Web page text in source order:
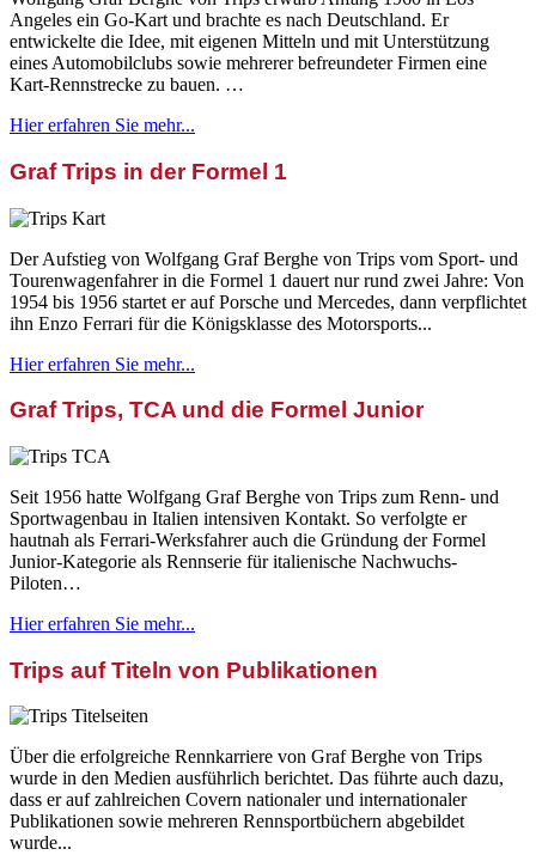
Angeles ein Go-Kart und brachte es nach Deutschland. Er
entwickelte die Idee, mit eigenen Mitteln und mit Unterstützung
eines Automobilclubs sowie mehrerer befreundeter Firmen eine
Kart-Rennstrecke zu bauen. …
Hier erfahren Sie mehr...
Graf Trips in der Formel 1
Der Aufstieg von Wolfgang Graf Berghe von Trips vom Sport- und
Tourenwagenfahrer in die Formel 1 dauert nur rund zwei Jahre: Von
1954 bis 1956 startet er auf Porsche und Mercedes, dann verpflichtet
ihn Enzo Ferrari für die Königsklasse des Motorsports...
Hier erfahren Sie mehr...
Graf Trips, TCA und die Formel Junior
Seit 1956 hatte Wolfgang Graf Berghe von Trips zum Renn- und
Sportwagenbau in Italien intensiven Kontakt. So verfolgte er
hautnah als Ferrari-Werksfahrer auch die Gründung der Formel
Junior-Kategorie als Rennserie für italienische Nachwuchs-
Piloten…
Hier erfahren Sie mehr...
Trips auf Titeln von Publikationen
Über die erfolgreiche Rennkarriere von Graf Berghe von Trips
wurde in den Medien ausführlich berichtet. Das führte auch dazu,
dass er auf zahlreichen Covern nationaler und internationaler
Publikationen sowie mehreren Rennsportbüchern abgebildet
wurde...